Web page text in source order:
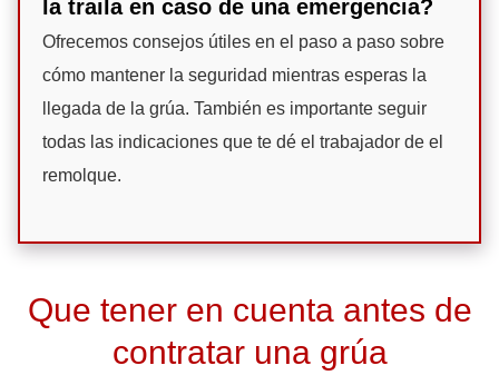
la traila en caso de una emergencia?
Ofrecemos consejos útiles en el paso a paso sobre
cómo mantener la seguridad mientras esperas la
llegada de la grúa. También es importante seguir
todas las indicaciones que te dé el trabajador de el
remolque.
Que tener en cuenta antes de
contratar una grúa